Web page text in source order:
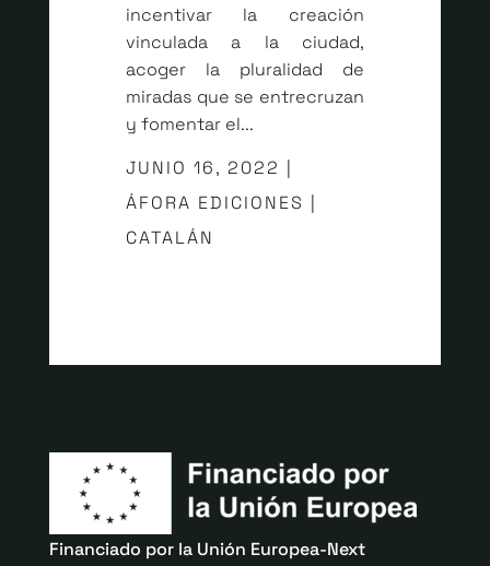
incentivar la creación
vinculada a la ciudad,
acoger la pluralidad de
miradas que se entrecruzan
y fomentar el...
JUNIO 16, 2022 |
ÁFORA EDICIONES |
CATALÁN
Financiado por la Unión Europea-Next